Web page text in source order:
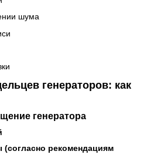
шума
генераторов: как
генератора
рекомендациям